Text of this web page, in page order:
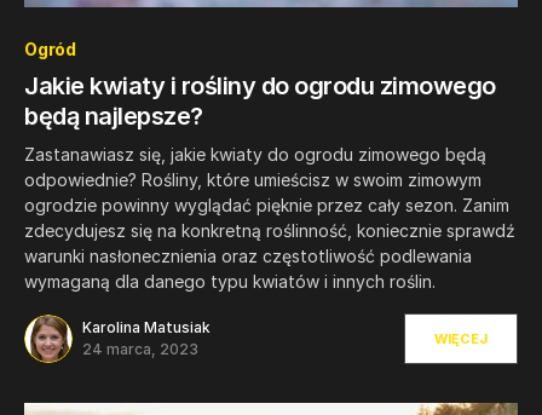
Ogród
Jakie kwiaty i rośliny do ogrodu zimowego
będą najlepsze?
Zastanawiasz się, jakie kwiaty do ogrodu zimowego będą
odpowiednie? Rośliny, które umieścisz w swoim zimowym
ogrodzie powinny wyglądać pięknie przez cały sezon. Zanim
zdecydujesz się na konkretną roślinność, koniecznie sprawdź
warunki nasłonecznienia oraz częstotliwość podlewania
wymaganą dla danego typu kwiatów i innych roślin.
Karolina Matusiak
24 marca, 2023
WIĘCEJ